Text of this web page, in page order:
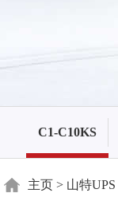
C1-C10KS
主页 > 山特UPS